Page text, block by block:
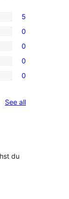
5
0
0
0
0
See allreviews
du